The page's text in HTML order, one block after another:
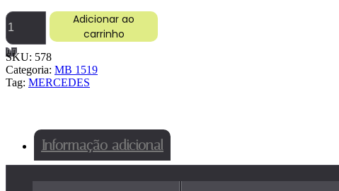
BORRACHA
VIDRO
LAT
CABINE
DUPLA
MB
Adicionar ao
carrinho
SKU: 578
Categoria: MB 1519
Tag: MERCEDES
Informação adicional